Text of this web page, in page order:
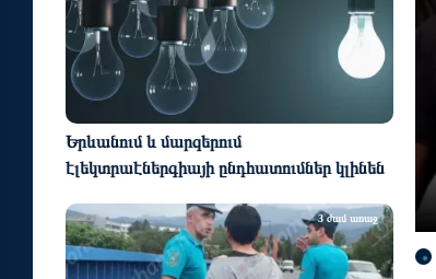
Երևանում և մարզերում
էլեկտրաէներգիայի ընդհատումներ կլինեն
3 ժամ առաջ
գալու. Նարեկ Կարապետյան